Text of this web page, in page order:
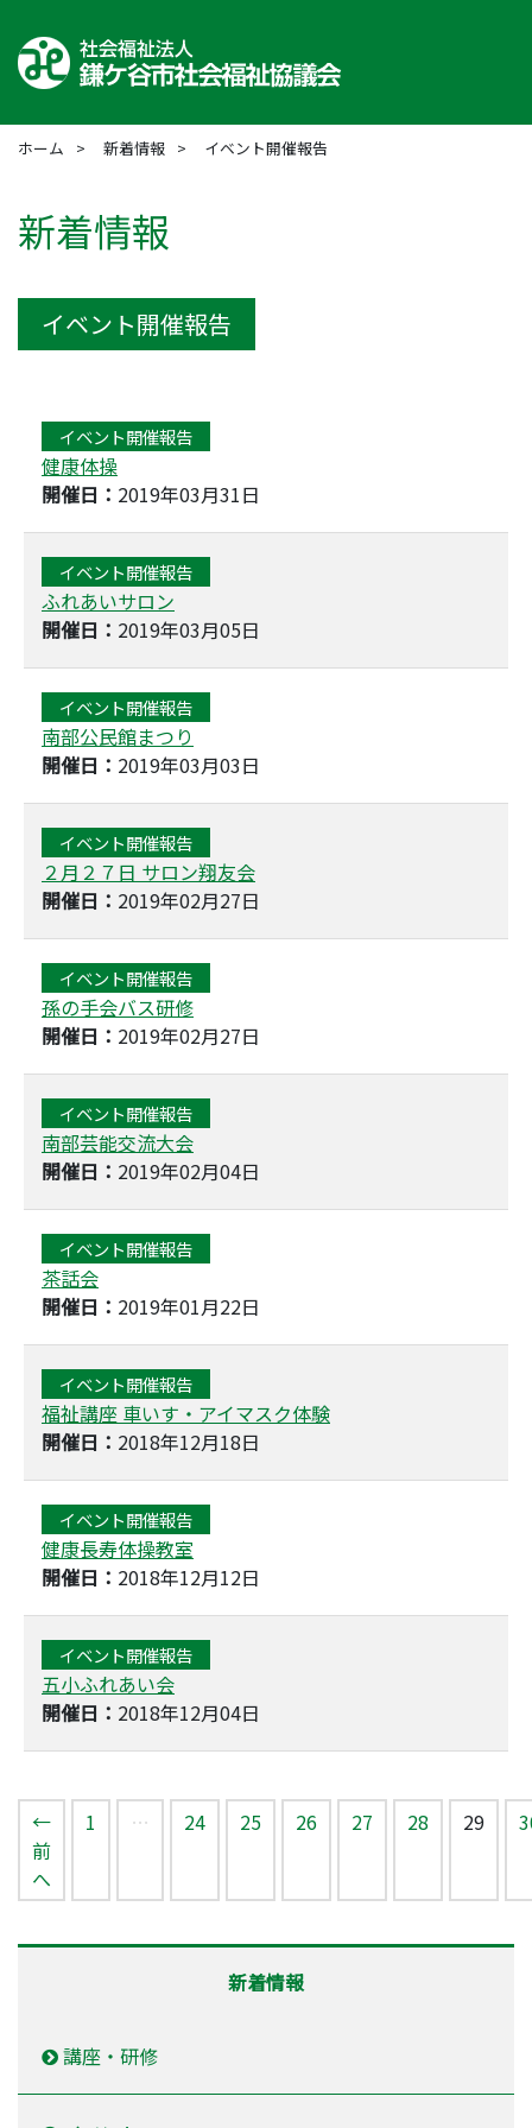
ホーム 新着情報 イベント開催報告
新着情報
イベント開催報告
イベント開催報告
健康体操
開催日： 2019年03月31日
イベント開催報告
ふれあいサロン
開催日： 2019年03月05日
イベント開催報告
南部公民館まつり
開催日： 2019年03月03日
イベント開催報告
２月２７日 サロン翔友会
開催日： 2019年02月27日
イベント開催報告
孫の手会バス研修
開催日： 2019年02月27日
イベント開催報告
南部芸能交流大会
開催日： 2019年02月04日
イベント開催報告
茶話会
開催日： 2019年01月22日
イベント開催報告
福祉講座 車いす・アイマスク体験
開催日： 2018年12月18日
イベント開催報告
健康長寿体操教室
開催日： 2018年12月12日
イベント開催報告
五小ふれあい会
開催日： 2018年12月04日
←
前
へ
1 … 24 25 26 27 28 29（こ
新着情報
講座・研修